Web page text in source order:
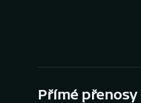
Přímé přenosy